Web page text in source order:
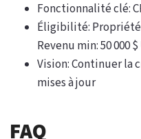
Fonctionnalité clé:
Éligibilité:
Revenu min: 50 000
Vision: Continuer la
mises à jour
FAQ